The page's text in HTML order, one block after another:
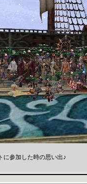
に参加した時の思い出♪